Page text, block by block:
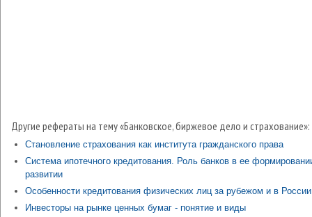
Другие рефераты на тему «Банковское, биржевое дело и страхование»:
Становление страхования как института гражданского права
Система ипотечного кредитования. Роль банков в ее
развитии
Особенности кредитования физических лиц за рубежом и в России
Инвесторы на рынке ценных бумаг - понятие и виды